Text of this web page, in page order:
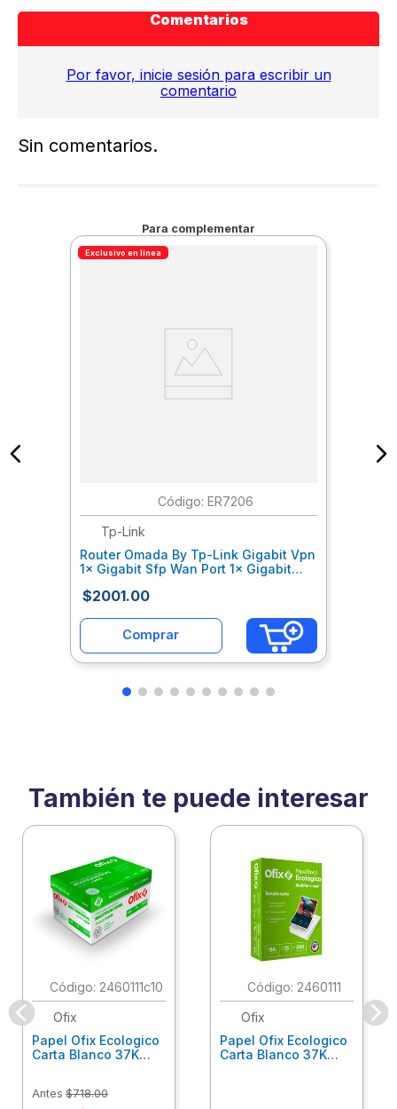
Comentarios
Por favor, inicie sesión para escribir un
comentario
Sin comentarios.
Para complementar
Exclusivo en línea
: ER7206
Tp-Link
Router Omada By Tp-Link Gigabit Vpn
1× Gigabit Sfp Wan Port 1× Gigabit
Tlcrutab069
$2001.00
Comprar
También te puede interesar
: 2460111c10
Ofix
Papel Ofix Ecologico
Carta Blanco 37K
Antes $718.00
: 2460111
Ofix
Papel Ofix Ecologico
Carta Blanco 37K